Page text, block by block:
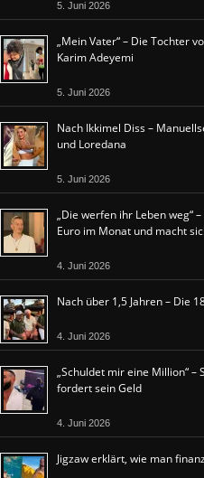
5. Juni 2026
„Mein Vater“ – Die Tochter
Karim Adeyemi
5. Juni 2026
Nach Ikkimel Diss –
und Loredana
5. Juni 2026
„Die werfen ihr Leben weg“
Euro im Monat und macht
4. Juni 2026
Nach über 1,5 Jahren – Die
4. Juni 2026
„Schuldet mir eine Million“
fordert sein Geld
4. Juni 2026
Jigzaw erklärt, wie man